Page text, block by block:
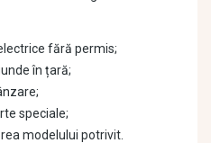
fără permis;
în țară;
speciale;
modelului potrivit.